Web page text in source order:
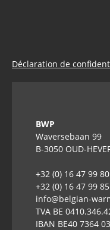
Déclaration de
BWP
Waversebaan 99
B-3050 OUD-
+32 (0) 16 47 99 80
+32 (0) 16 47 99 85
info@belgian-
TVA BE
IBAN BE40 7364